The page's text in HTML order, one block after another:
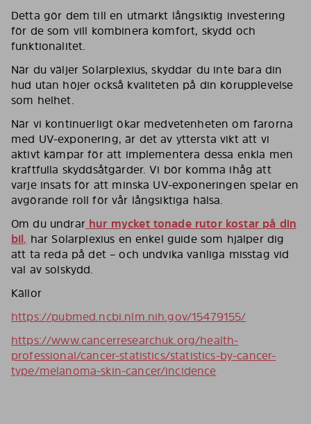
Detta gör dem till en utmärkt långsiktig investering
för de som vill kombinera komfort, skydd och
funktionalitet.
När du väljer Solarplexius, skyddar du inte bara din
hud utan höjer också kvaliteten på din körupplevelse
som helhet.
När vi kontinuerligt ökar medvetenheten om farorna
med UV-exponering, är det av yttersta vikt att vi
aktivt kämpar för att implementera dessa enkla men
kraftfulla skyddsåtgärder. Vi bör komma ihåg att
varje insats för att minska UV-exponeringen spelar en
avgörande roll för vår långsiktiga hälsa.
Om du undrar hur mycket tonade rutor kostar på din
bil, har Solarplexius en enkel guide som hjälper dig
att ta reda på det – och undvika vanliga misstag vid
val av solskydd.
Källor
https://pubmed.ncbi.nlm.nih.gov/15479155/
https://www.cancerresearchuk.org/health-
professional/cancer-statistics/statistics-by-cancer-
type/melanoma-skin-cancer/incidence